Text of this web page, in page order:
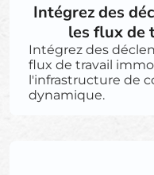
Intégrez des
les flux de
Intégrez des
flux de travail
l'infrastructure de
dynamique.